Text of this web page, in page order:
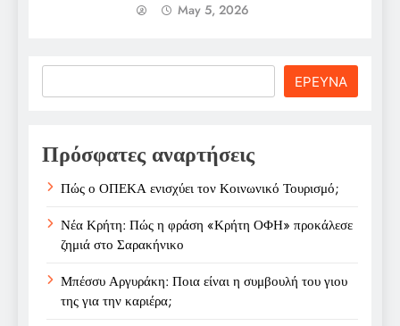
May 5, 2026
ΕΡΕΥΝΑ
Πρόσφατες αναρτήσεις
Πώς ο ΟΠΕΚΑ ενισχύει τον Κοινωνικό Τουρισμό;
Νέα Κρήτη: Πώς η φράση «Κρήτη ΟΦΗ» προκάλεσε
ζημιά στο Σαρακήνικο
Μπέσσυ Αργυράκη: Ποια είναι η συμβουλή του γιου
της για την καριέρα;